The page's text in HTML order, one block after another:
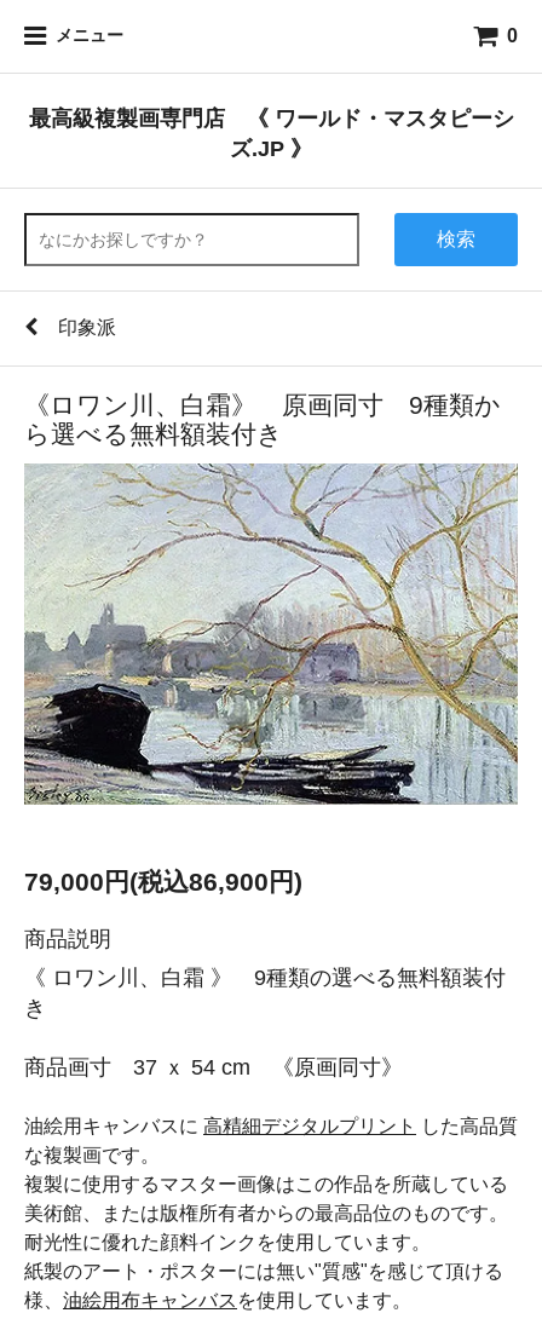
メニュー 0
最高級複製画専門店 《 ワールド・マスタピーシ
ズ.JP 》
検索
印象派
《ロワン川、白霜》 原画同寸 9種類か
ら選べる無料額装付き
79,000円(税込86,900円)
商品説明
《 ロワン川、白霜 》 9種類の選べる無料額装付
き
商品画寸 37 ｘ 54 cm 《原画同寸》
油絵用キャンバスに 高精細デジタルプリント
した高品質
な複製画です。
複製に使用するマスター画像はこの作品を所蔵している
美術館、または版権所有者からの最高品位のものです。
耐光性に優れた顔料インクを使用しています。
紙製のアート・ポスターには無い"質感"を感じて頂ける
様、 油絵用布キャンバス を使用しています。